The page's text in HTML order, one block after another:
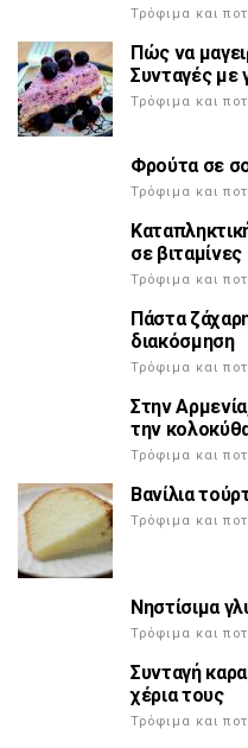
Τρόφιμα και
Πώς να
Συνταγές με
Τρόφιμα και
Φρούτα σε
Τρόφιμα και
σε βιταμίνες
Τρόφιμα και
Πάστα
διακόσμηση
Τρόφιμα και
Στην
την
Τρόφιμα και
Βανίλια
Τρόφιμα και
Νηστίσιμα
Τρόφιμα και
Συνταγή
χέρια τους
Τρόφιμα και